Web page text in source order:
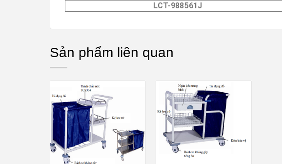
LCT-988561J
Sản phẩm liên quan